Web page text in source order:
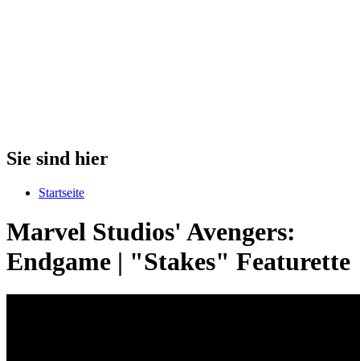
Sie sind hier
Startseite
Marvel Studios' Avengers:
Endgame | "Stakes" Featurette